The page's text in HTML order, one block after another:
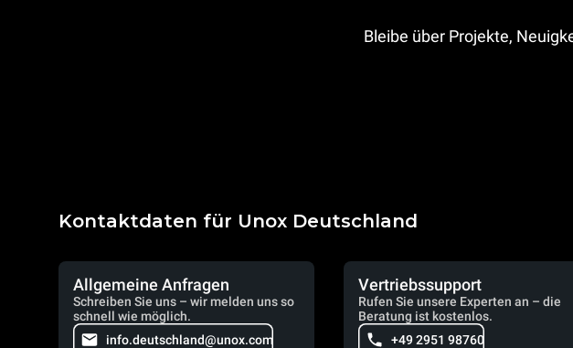
Bleibe über Projekte,
Kontaktdaten für Unox Deutschland
Allgemeine Anfragen
Schreiben Sie uns – wir melden uns so
schnell wie möglich.
info.deutschland@unox.com
Vertriebssupport
Rufen Sie unsere Experten an – die
Beratung ist kostenlos.
+49 2951 98760